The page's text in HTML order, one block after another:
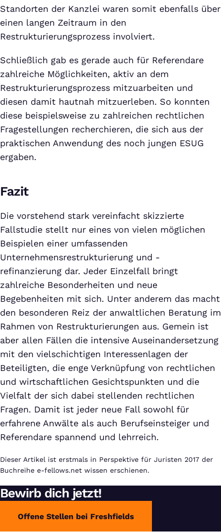
Standorten der Kanzlei waren somit ebenfalls über
einen langen Zeitraum in den
Restrukturierungsprozess involviert.
Schließlich gab es gerade auch für Referendare
zahlreiche Möglichkeiten, aktiv an dem
Restrukturierungsprozess mitzuarbeiten und
diesen damit hautnah mitzuerleben. So konnten
diese beispielsweise zu zahlreichen rechtlichen
Fragestellungen recherchieren, die sich aus der
praktischen Anwendung des noch jungen ESUG
ergaben.
Fazit
Die vorstehend stark vereinfacht skizzierte
Fallstudie stellt nur eines von vielen möglichen
Beispielen einer umfassenden
Unternehmensrestrukturierung und -
refinanzierung dar. Jeder Einzelfall bringt
zahlreiche Besonderheiten und neue
Begebenheiten mit sich. Unter anderem das macht
den besonderen Reiz der anwaltlichen Beratung im
Rahmen von Restrukturierungen aus. Gemein ist
aber allen Fällen die intensive Auseinandersetzung
mit den vielschichtigen Interessenlagen der
Beteiligten, die enge Verknüpfung von rechtlichen
und wirtschaftlichen Gesichtspunkten und die
Vielfalt der sich dabei stellenden rechtlichen
Fragen. Damit ist jeder neue Fall sowohl für
erfahrene Anwälte als auch Berufseinsteiger und
Referendare spannend und lehrreich.
Dieser Artikel ist erstmals in Perspektive für Juristen 2017 der
Buchreihe e-fellows.net wissen erschienen.
Bewirb dich jetzt!
Offene Stellen bei Freshfields